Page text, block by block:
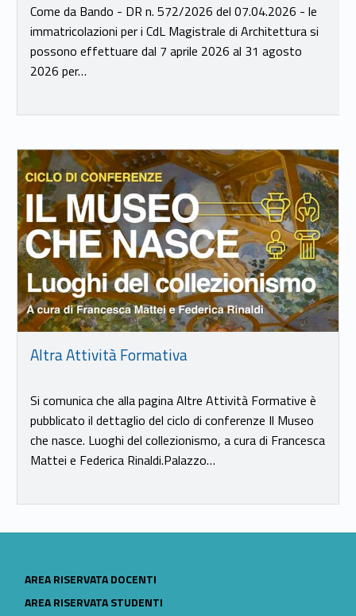
Come da Bando - DR n. 572/2026 del 07.04.2026 - le
immatricolazioni per i CdL Magistrale di Architettura si
possono effettuare dal 7 aprile 2026 al 31 agosto
2026 per…
Link identifier #identifier__63340-19
Altra Attività Formativa
Si comunica che alla pagina Altre Attività Formative è
pubblicato il dettaglio del ciclo di conferenze Il Museo
che nasce. Luoghi del collezionismo, a cura di Francesca
Mattei e Federica Rinaldi.Palazzo…
LINK IDENTIFIER #IDENTIFIER__42115-20
AREA RISERVATA DOCENTI
LINK IDENTIFIER #IDENTIFIER__37912-21
AREA RISERVATA STUDENTI